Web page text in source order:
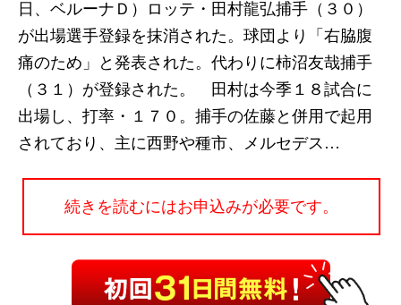
日、ベルーナＤ）ロッテ・田村龍弘捕手（３０）
が出場選手登録を抹消された。球団より「右脇腹
痛のため」と発表された。代わりに柿沼友哉捕手
（３１）が登録された。 田村は今季１８試合に
出場し、打率・１７０。捕手の佐藤と併用で起用
されており、主に西野や種市、メルセデス…
続きを読むにはお申込みが必要です。